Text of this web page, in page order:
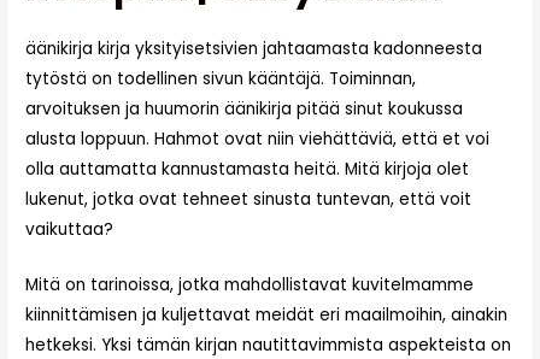
äänikirja kirja yksityisetsivien jahtaamasta kadonneesta
tytöstä on todellinen sivun kääntäjä. Toiminnan,
arvoituksen ja huumorin äänikirja pitää sinut koukussa
alusta loppuun. Hahmot ovat niin viehättäviä, että et voi
olla auttamatta kannustamasta heitä. Mitä kirjoja olet
lukenut, jotka ovat tehneet sinusta tuntevan, että voit
vaikuttaa?
Mitä on tarinoissa, jotka mahdollistavat kuvitelmamme
kiinnittämisen ja kuljettavat meidät eri maailmoihin, ainakin
hetkeksi. Yksi tämän kirjan nautittavimmista aspekteista on